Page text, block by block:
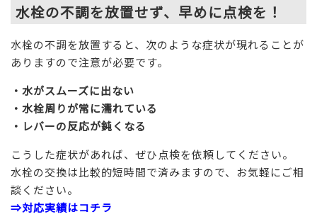
水栓の不調を放置せず、早めに点検を！
水栓の不調を放置すると、次のような症状が現れることが
ありますので注意が必要です。
・水がスムーズに出ない
・水栓周りが常に濡れている
・レバーの反応が鈍くなる
こうした症状があれば、ぜひ点検を依頼してください。
水栓の交換は比較的短時間で済みますので、お気軽にご相
談ください。
⇒対応実績はコチラ